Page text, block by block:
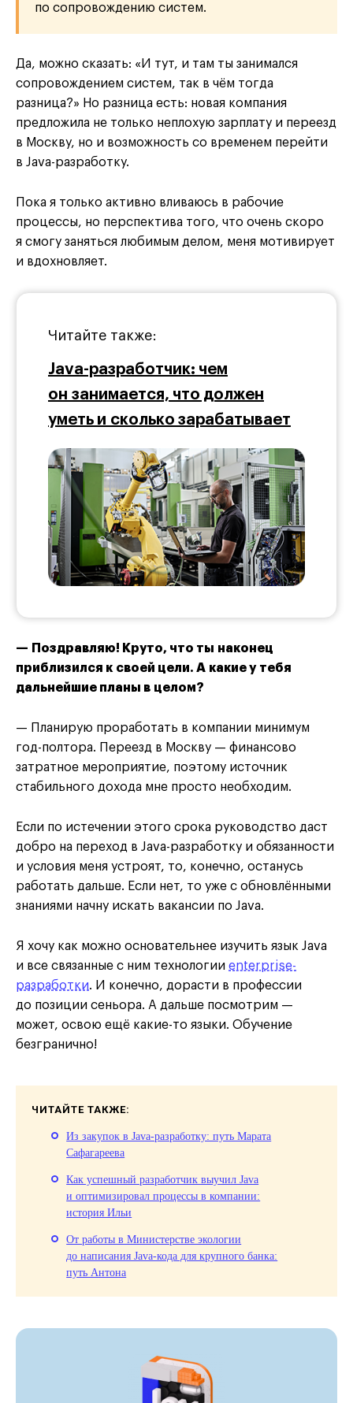
по сопровождению систем.
Да, можно сказать: «И тут, и там ты занимался
сопровождением систем, так в чём тогда
разница?» Но разница есть: новая компания
предложила не только неплохую зарплату и переезд
в Москву, но и возможность со временем перейти
в Java-разработку.
Пока я только активно вливаюсь в рабочие
процессы, но перспектива того, что очень скоро
я смогу заняться любимым делом, меня мотивирует
и вдохновляет.
Читайте также:
Java-разработчик: чем
он занимается, что должен
уметь и сколько зарабатывает
— Поздравляю! Круто, что ты наконец
приблизился к своей цели. А какие у тебя
дальнейшие планы в целом?
— Планирую проработать в компании минимум
год-полтора. Переезд в Москву — финансово
затратное мероприятие, поэтому источник
стабильного дохода мне просто необходим.
Если по истечении этого срока руководство даст
добро на переход в Java-разработку и обязанности
и условия меня устроят, то, конечно, останусь
работать дальше. Если нет, то уже с обновлёнными
знаниями начну искать вакансии по Java.
Я хочу как можно основательнее изучить язык Java
и все связанные с ним технологии enterprise-
разработки. И конечно, дорасти в профессии
до позиции сеньора. А дальше посмотрим —
может, освою ещё какие-то языки. Обучение
безгранично!
ЧИТАЙТЕ ТАКЖЕ:
Из закупок в Java-разработку: путь Марата
Сафагареева
Как успешный разработчик выучил Java
и оптимизировал процессы в компании:
история Ильи
От работы в Министерстве экологии
до написания Java-кода для крупного банка:
путь Антона